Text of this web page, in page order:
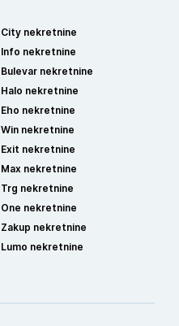
City nekretnine
Info nekretnine
Bulevar nekretnine
Halo nekretnine
Eho nekretnine
Win nekretnine
Exit nekretnine
Max nekretnine
Trg nekretnine
One nekretnine
Zakup nekretnine
Lumo nekretnine